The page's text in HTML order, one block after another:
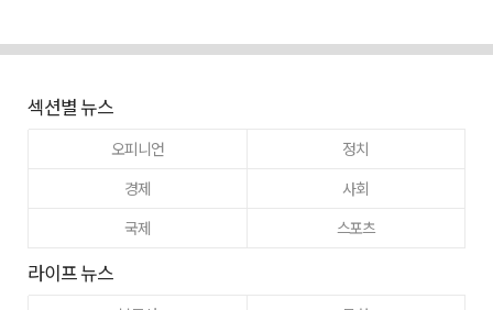
섹션별 뉴스
오피니언
정치
경제
사회
국제
스포츠
라이프 뉴스